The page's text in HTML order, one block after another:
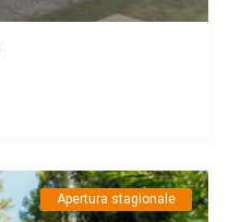
Apertura stagionale